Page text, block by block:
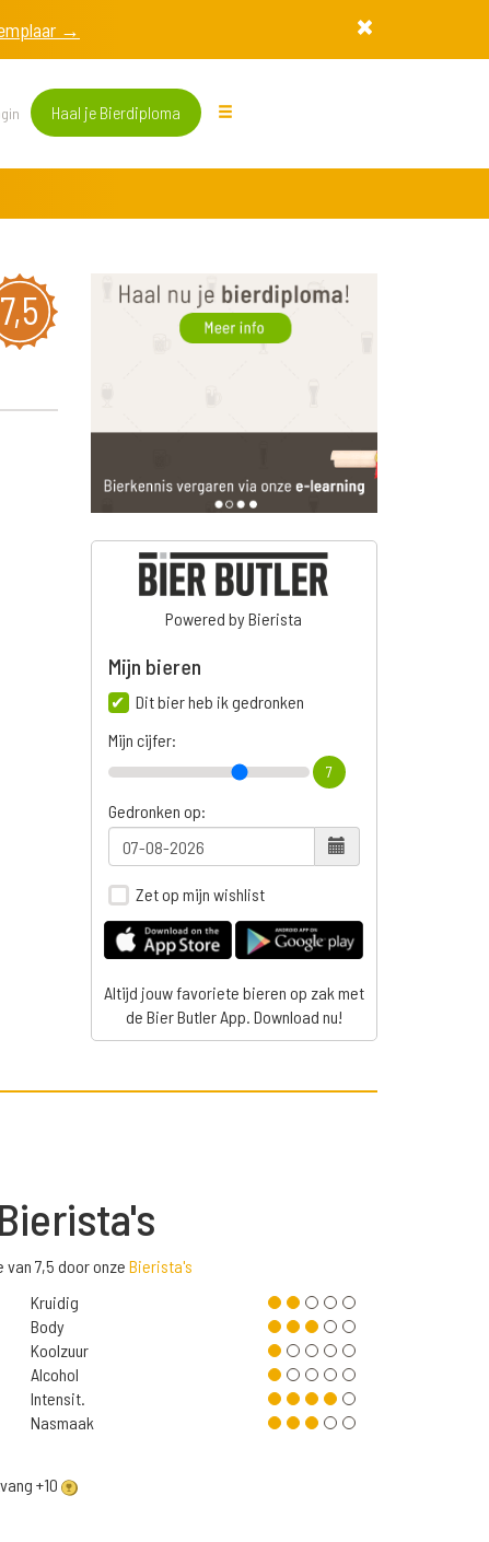
→
Haal je Bierdiploma
7,5
Powered by Bierista
Mijn bieren
Dit bier heb ik gedronken
Mijn cijfer:
7
Gedronken op:
Zet op mijn wishlist
Altijd jouw favoriete bieren op zak met
de Bier Butler App. Download nu!
Bierista's
7,5 door onze Bierista's
Kruidig
Body
Koolzuur
Alcohol
Intensit.
Nasmaak
+10